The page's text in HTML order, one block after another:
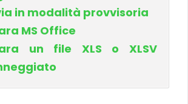
in modalità provvisoria
MS Office
un file XLS o XLSV